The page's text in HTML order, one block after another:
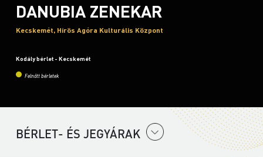
DANUBIA ZENEKAR
Kecskemét, Hírös Agóra Kulturális Központ
Kodály bérlet - Kecskemét
Felnőtt bérletek
BÉRLET- ÉS JEGYÁRAK